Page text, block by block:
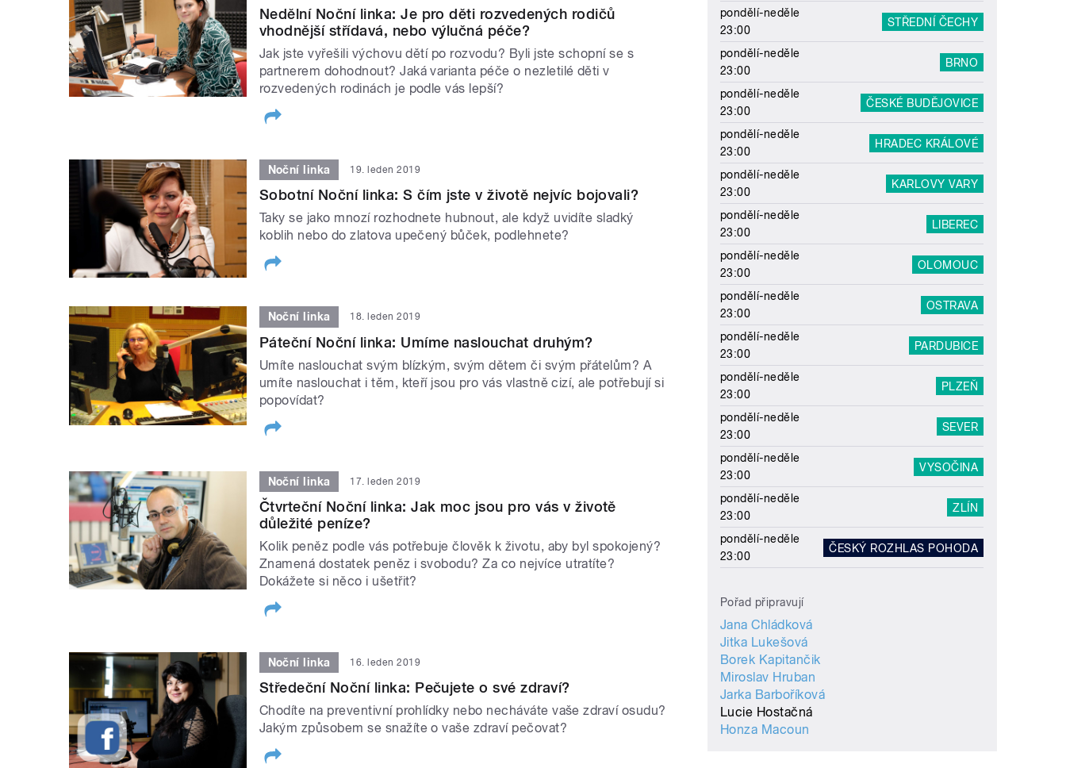
Nedělní Noční linka: Je pro děti rozvedených rodičů
vhodnější střídavá, nebo výlučná péče?
Jak jste vyřešili výchovu dětí po rozvodu? Byli jste schopní se s
partnerem dohodnout? Jaká varianta péče o nezletilé děti v
rozvedených rodinách je podle vás lepší?
Noční linka 19. leden 2019
Sobotní Noční linka: S čím jste v životě nejvíc bojovali?
Taky se jako mnozí rozhodnete hubnout, ale když uvidíte sladký
koblih nebo do zlatova upečený bůček, podlehnete?
Noční linka 18. leden 2019
Páteční Noční linka: Umíme naslouchat druhým?
Umíte naslouchat svým blízkým, svým dětem či svým přátelům? A
umíte naslouchat i těm, kteří jsou pro vás vlastně cizí, ale potřebují si
popovídat?
Noční linka 17. leden 2019
Čtvrteční Noční linka: Jak moc jsou pro vás v životě
důležité peníze?
Kolik peněz podle vás potřebuje člověk k životu, aby byl spokojený?
Znamená dostatek peněz i svobodu? Za co nejvíce utratíte?
Dokážete si něco i ušetřit?
Noční linka 16. leden 2019
Středeční Noční linka: Pečujete o své zdraví?
Chodíte na preventivní prohlídky nebo necháváte vaše zdraví osudu?
Jakým způsobem se snažíte o vaše zdraví pečovat?
pondělí-neděle
23:00
STŘEDNÍ ČECHY
pondělí-neděle
23:00
BRNO
pondělí-neděle
23:00
ČESKÉ BUDĚJOVICE
pondělí-neděle
23:00
HRADEC KRÁLOVÉ
pondělí-neděle
23:00
KARLOVY VARY
pondělí-neděle
23:00
LIBEREC
pondělí-neděle
23:00
OLOMOUC
pondělí-neděle
23:00
OSTRAVA
pondělí-neděle
23:00
PARDUBICE
pondělí-neděle
23:00
PLZEŇ
pondělí-neděle
23:00
SEVER
pondělí-neděle
23:00
VYSOČINA
pondělí-neděle
23:00
ZLÍN
pondělí-neděle
23:00
ČESKÝ ROZHLAS POHODA
Pořad připravují
Jana Chládková
Jitka Lukešová
Borek Kapitančik
Miroslav Hruban
Jarka Barboříková
Lucie Hostačná
Honza Macoun